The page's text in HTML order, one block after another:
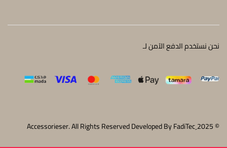
© 2025 ِAccessorieser. All Rights Reserved Developed By FadiTec
نحن نستخدم الدفع الآمن لـ